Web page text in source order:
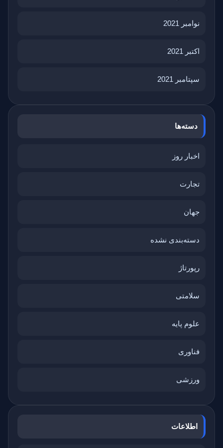
نوامبر 2021
اکتبر 2021
سپتامبر 2021
دسته‌ها
اخبار روز
تجارت
جهان
دسته‌بندی نشده
رپورتاژ
سلامتی
علوم پایه
فناوری
ورزشی
اطلاعات